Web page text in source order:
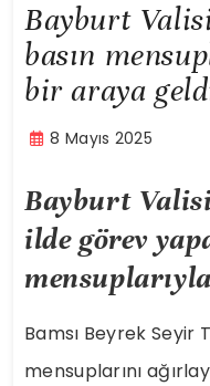
Bayburt
basın
bir araya
8 Mayıs 2025
Bayburt
ilde görev
Bamsı Beyrek Seyir
mensuplarını